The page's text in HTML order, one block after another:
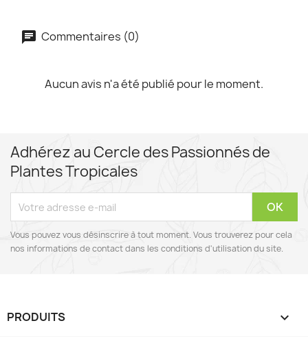
Commentaires (0)
Aucun avis n'a été publié pour le moment.
Adhérez au Cercle des Passionnés de
Plantes Tropicales
Vous pouvez vous désinscrire à tout moment. Vous trouverez pour cela
nos informations de contact dans les conditions d'utilisation du site.
PRODUITS 